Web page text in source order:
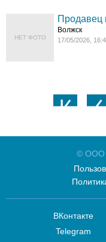
НЕТ ФОТО
Продавец
Волжск
17/05/2026,
© ООО
ВКонтакте
Telegram